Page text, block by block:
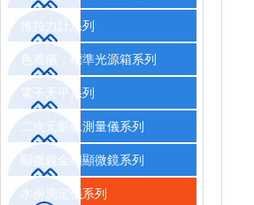
推拉力計系列
色差儀，標準光源箱系列
電子天平系列
二次元影像測量儀系列
顯微鏡金相顯微鏡系列
水份測定儀系列